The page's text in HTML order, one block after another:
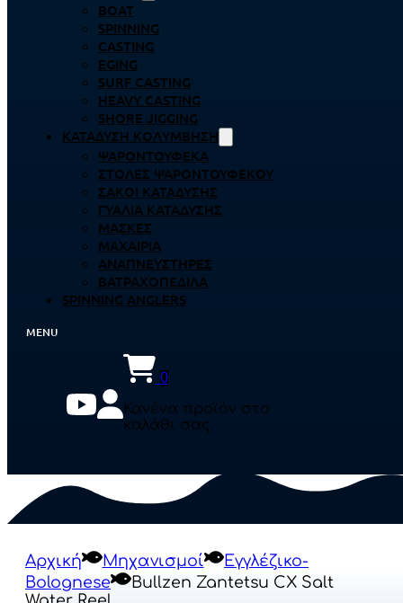
BOAT
SPINNING
CASTING
EGING
SURF CASTING
HEAVY CASTING
SHORE JIGGING
ΚΑΤΆΔΥΣΗ ΚΟΛΎΜΒΗΣΗ
ΨΑΡΟΝΤΟΎΦΕΚΑ
ΣΤΟΛΈΣ ΨΑΡΟΝΤΟΎΦΕΚΟΥ
ΣΆΚΟΙ ΚΑΤΆΔΥΣΗΣ
ΓΥΑΛΙΆ ΚΑΤΆΔΥΣΗΣ
ΜΆΣΚΕΣ
ΜΑΧΑΊΡΙΑ
ΑΝΑΠΝΕΥΣΤΉΡΕΣ
ΒΑΤΡΑΧΟΠΈΔΙΛΑ
SPINNING ANGLERS
0
Κανένα προϊόν στο
καλάθι σας.
Αρχική Μηχανισμοί
Εγγλέζικο-
Bolognese
Bullzen Zantetsu CX Salt